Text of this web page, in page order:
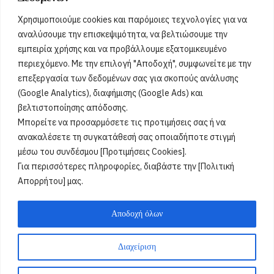
Χρησιμοποιούμε cookies και παρόμοιες τεχνολογίες για να
αναλύσουμε την επισκεψιμότητα, να βελτιώσουμε την
εμπειρία χρήσης και να προβάλλουμε εξατομικευμένο
περιεχόμενο. Με την επιλογή "Αποδοχή", συμφωνείτε με την
επεξεργασία των δεδομένων σας για σκοπούς ανάλυσης
(Google Analytics), διαφήμισης (Google Ads) και
βελτιστοποίησης απόδοσης.
Μπορείτε να προσαρμόσετε τις προτιμήσεις σας ή να
ανακαλέσετε τη συγκατάθεσή σας οποιαδήποτε στιγμή
μέσω του συνδέσμου [Προτιμήσεις Cookies].
Για περισσότερες πληροφορίες, διαβάστε την [Πολιτική
Απορρήτου] μας.
Διαχείριση
Αποδοχή όλων
Ευμορφία, Έμμυ, Μορφούλα, Μόρφω, Σωτήριος, Σωτήρης,
Σώτος, Σωτηράκης, Σωτηρία, Σωτήρω[...]
Όροι Χρήσης
Πολιτική Ορθής Χρήσης
Email : info@acharnestimes.gr